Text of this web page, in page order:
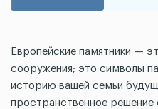
Европейские памятники —
сооружения; это символы
историю вашей семьи
пространственное решение